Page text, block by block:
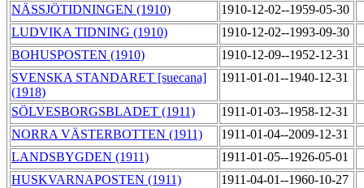
NÄSSJÖTIDNINGEN (1910)
1910-12-02--1959-05-30
LUDVIKA TIDNING (1910)
1910-12-02--1993-09-30
BOHUSPOSTEN (1910)
1910-12-09--1952-12-31
SVENSKA STANDARET [suecana]
(1918)
1911-01-01--1940-12-31
SÖLVESBORGSBLADET (1911)
1911-01-03--1958-12-31
NORRA VÄSTERBOTTEN (1911)
1911-01-04--2009-12-31
LANDSBYGDEN (1911)
1911-01-05--1926-05-01
HUSKVARNAPOSTEN (1911)
1911-04-01--1960-10-27